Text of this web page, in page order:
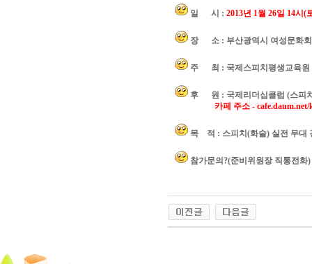
일 시 : 2013년 1월 26일 14시(
장 소 : 부산광역시 여성문화회
주 최 : 국제스피치평생교육원
후 원 : 국제리더십클럽 (스피
카페 주소 - cafe.daum.net/
목 적 : 스피치(화술) 실전 무대
참가문의?(준비위원장 직통전화